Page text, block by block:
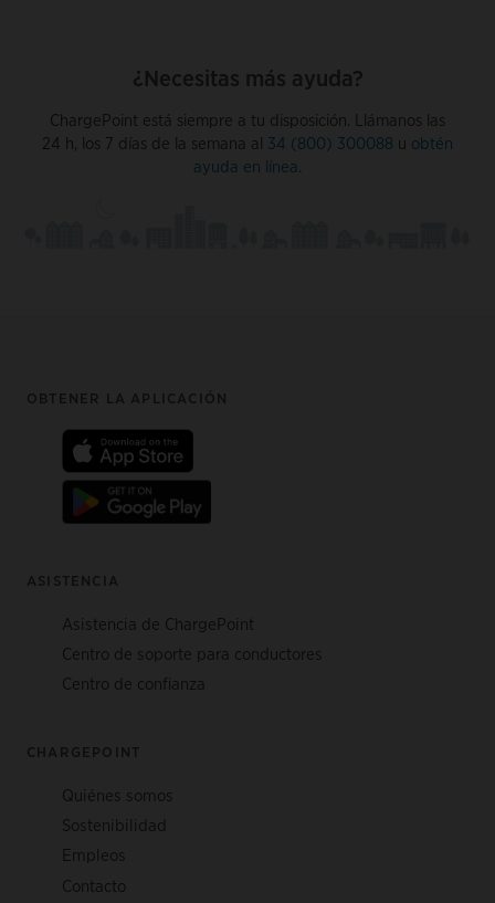
¿Necesitas más ayuda?
ChargePoint está siempre a tu disposición. Llámanos las
24 h, los 7 días de la semana al 34 (800) 300088 u obtén
ayuda en línea.
Footer
OBTENER LA APLICACIÓN
ASISTENCIA
Asistencia de ChargePoint
Centro de soporte para conductores
Centro de confianza
CHARGEPOINT
Quiénes somos
Sostenibilidad
Empleos
Contacto